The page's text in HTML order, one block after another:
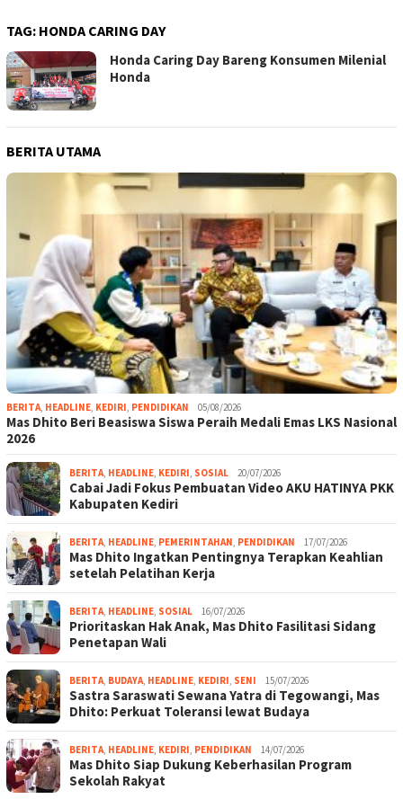
TAG: HONDA CARING DAY
Honda Caring Day Bareng Konsumen Milenial
Honda
BERITA UTAMA
BERITA, HEADLINE, KEDIRI, PENDIDIKAN 05/08/2026
Mas Dhito Beri Beasiswa Siswa Peraih Medali Emas LKS Nasional
2026
BERITA, HEADLINE, KEDIRI, SOSIAL 20/07/2026
Cabai Jadi Fokus Pembuatan Video AKU HATINYA PKK
Kabupaten Kediri
BERITA, HEADLINE, PEMERINTAHAN, PENDIDIKAN 17/07/2026
Mas Dhito Ingatkan Pentingnya Terapkan Keahlian
setelah Pelatihan Kerja
BERITA, HEADLINE, SOSIAL 16/07/2026
Prioritaskan Hak Anak, Mas Dhito Fasilitasi Sidang
Penetapan Wali
BERITA, BUDAYA, HEADLINE, KEDIRI, SENI 15/07/2026
Sastra Saraswati Sewana Yatra di Tegowangi, Mas
Dhito: Perkuat Toleransi lewat Budaya
BERITA, HEADLINE, KEDIRI, PENDIDIKAN 14/07/2026
Mas Dhito Siap Dukung Keberhasilan Program
Sekolah Rakyat